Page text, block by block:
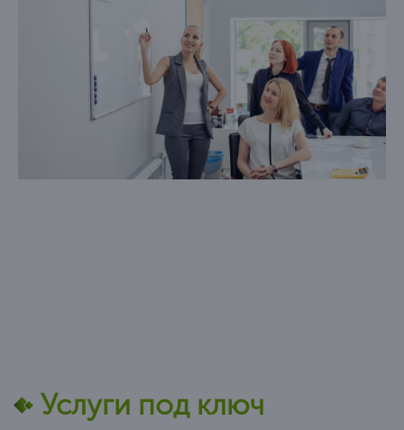
Происходит списание всех долгов или
уменьшение ежемесячных взносов и процентной
ставки по кредитам.
Услуги под ключ